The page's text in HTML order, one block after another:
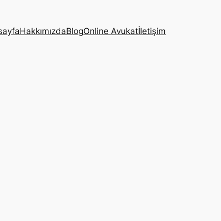
HakkımızdaBlogOnline Avukatİletişim